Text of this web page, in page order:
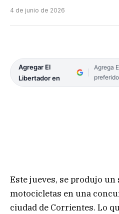
4 de junio de 2026
Agregar El
Libertador en
Agrega
Este jueves, se produjo
motocicletas en una
ciudad de Corrientes. Lo